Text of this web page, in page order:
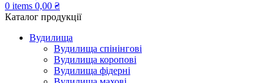
0 items 0,00 ₴
Каталог продукції
Вудилища
Вудилища спінінгові
Вудилища коропові
Вудилища фідерні